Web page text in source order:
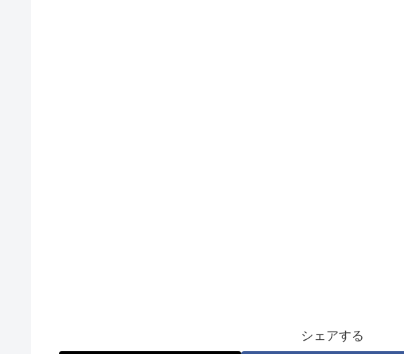
シェアする